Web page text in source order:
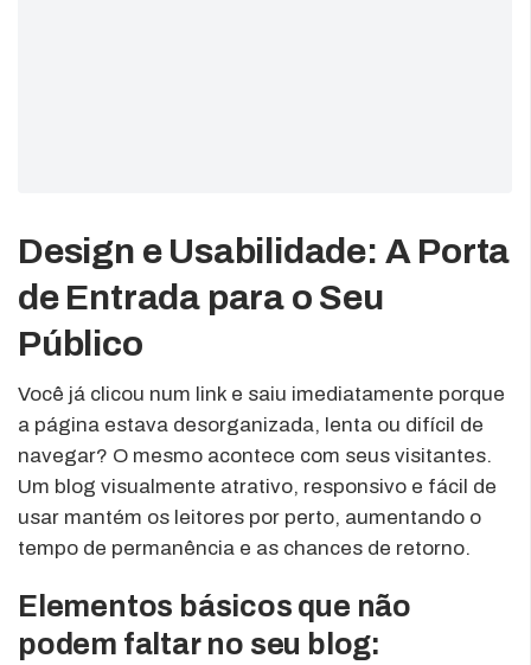
Design e Usabilidade: A Porta
de Entrada para o Seu
Público
Você já clicou num link e saiu imediatamente porque
a página estava desorganizada, lenta ou difícil de
navegar? O mesmo acontece com seus visitantes.
Um blog visualmente atrativo, responsivo e fácil de
usar mantém os leitores por perto, aumentando o
tempo de permanência e as chances de retorno.
Elementos básicos que não
podem faltar no seu blog: